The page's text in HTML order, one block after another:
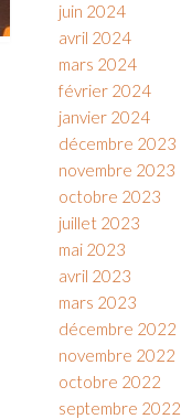
juin 2024
avril 2024
mars 2024
février 2024
janvier 2024
décembre 2023
novembre 2023
octobre 2023
juillet 2023
mai 2023
avril 2023
mars 2023
décembre 2022
novembre 2022
octobre 2022
septembre 2022